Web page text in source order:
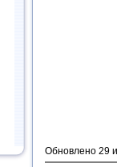
Обновлено 29